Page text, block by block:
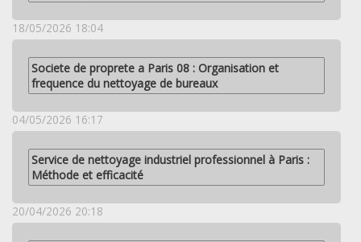
18/05/2026 18:04
Societe de proprete a Paris 08 : Organisation et
frequence du nettoyage de bureaux
04/05/2026 16:17
Service de nettoyage industriel professionnel à Paris :
Méthode et efficacité
20/04/2026 20:18